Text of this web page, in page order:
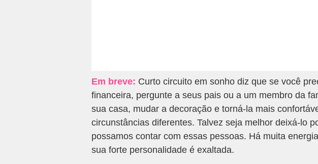
Em breve: Curto circuito em sonho diz que se você
financeira, pergunte a seus pais ou a um membro da
sua casa, mudar a decoração e torná-la mais
circunstâncias diferentes. Talvez seja melhor deixá-lo
possamos contar com essas pessoas. Há muita
sua forte personalidade é exaltada.